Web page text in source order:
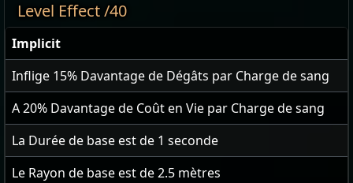
Level Effect /40
Implicit
Inflige 15% Davantage de Dégâts par Charge de sang
A20% Davantage de Coût en Vie par Charge de sang
La Durée de base est de 1 seconde
Le Rayon de base est de2.5 mètres